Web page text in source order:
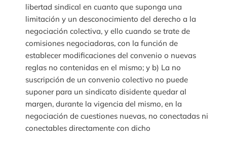
libertad sindical en cuanto que suponga una
limitación y un desconocimiento del derecho a la
negociación colectiva, y ello cuando se trate de
comisiones negociadoras, con la función de
establecer modificaciones del convenio o nuevas
reglas no contenidas en el mismo; y b) La no
suscripción de un convenio colectivo no puede
suponer para un sindicato disidente quedar al
margen, durante la vigencia del mismo, en la
negociación de cuestiones nuevas, no conectadas ni
conectables directamente con dicho